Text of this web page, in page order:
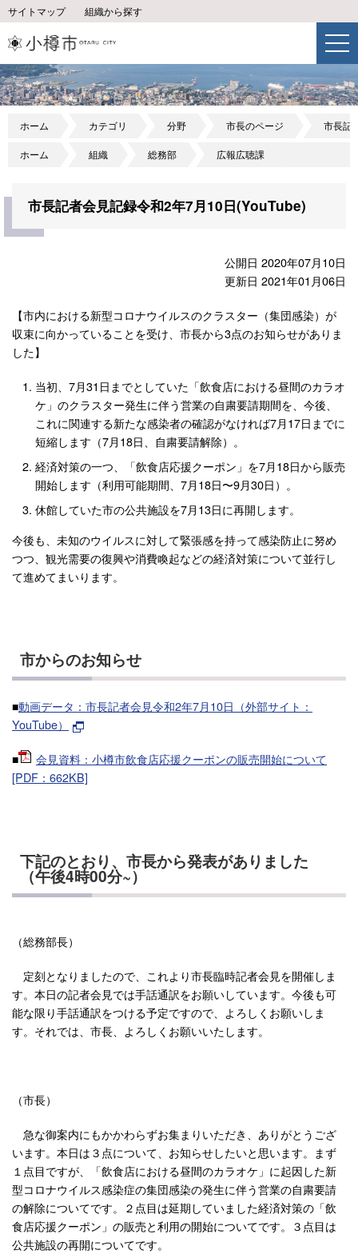
サイトマップ 組織から探す
ホーム カテゴリ 分野 市長のページ 市長記
ホーム 組織 総務部 広報広聴課
市長記者会見記録令和2年7月10日(YouTube)
公開日 2020年07月10日
更新日 2021年01月06日
【市内における新型コロナウイルスのクラスター（集団感染）が
収束に向かっていることを受け、市長から3点のお知らせがありま
した】
当初、7月31日までとしていた「飲食店における昼間のカラオ
ケ」のクラスター発生に伴う営業の自粛要請期間を、今後、
これに関連する新たな感染者の確認がなければ7月17日までに
短縮します（7月18日、自粛要請解除）。
経済対策の一つ、「飲食店応援クーポン」を7月18日から販売
開始します（利用可能期間、7月18日〜9月30日）。
休館していた市の公共施設を7月13日に再開します。
今後も、未知のウイルスに対して緊張感を持って感染防止に努め
つつ、観光需要の復興や消費喚起などの経済対策について並行し
て進めてまいります。
市からのお知らせ
■動画データ：市長記者会見令和2年7月10日（外部サイト：
YouTube）
■
会見資料：小樽市飲食店応援クーポンの販売開始について
[PDF：662KB]
下記のとおり、市長から発表がありました
（午後4時00分~）
（総務部長）
定刻となりましたので、これより市長臨時記者会見を開催しま
す。本日の記者会見では手話通訳をお願いしています。今後も可
能な限り手話通訳をつける予定ですので、よろしくお願いしま
す。それでは、市長、よろしくお願いいたします。
（市長）
急な御案内にもかかわらずお集まりいただき、ありがとうござ
います。本日は３点について、お知らせしたいと思います。まず
１点目ですが、「飲食店における昼間のカラオケ」に起因した新
型コロナウイルス感染症の集団感染の発生に伴う営業の自粛要請
の解除についてです。２点目は延期していました経済対策の「飲
食店応援クーポン」の販売と利用の開始についてです。３点目は
公共施設の再開についてです。